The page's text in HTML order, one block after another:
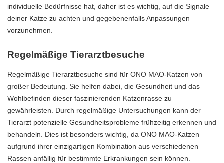
individuelle Bedürfnisse hat, daher ist es wichtig, auf die Signale
deiner Katze zu achten und gegebenenfalls Anpassungen
vorzunehmen.
Regelmäßige Tierarztbesuche
Regelmäßige Tierarztbesuche sind für ONO MAO-Katzen von
großer Bedeutung. Sie helfen dabei, die Gesundheit und das
Wohlbefinden dieser faszinierenden Katzenrasse zu
gewährleisten. Durch regelmäßige Untersuchungen kann der
Tierarzt potenzielle Gesundheitsprobleme frühzeitig erkennen und
behandeln. Dies ist besonders wichtig, da ONO MAO-Katzen
aufgrund ihrer einzigartigen Kombination aus verschiedenen
Rassen anfällig für bestimmte Erkrankungen sein können.